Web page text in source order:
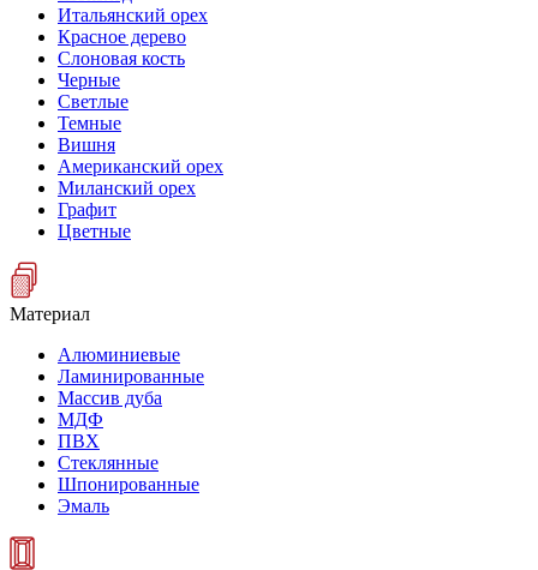
Итальянский орех
Красное дерево
Слоновая кость
Черные
Светлые
Темные
Вишня
Американский орех
Миланский орех
Графит
Цветные
Материал
Алюминиевые
Ламинированные
Массив дуба
МДФ
ПВХ
Стеклянные
Шпонированные
Эмаль